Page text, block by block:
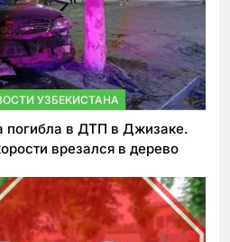
УЗБЕКИСТАНА
погибла в ДТП в Джизаке.
врезался в дерево